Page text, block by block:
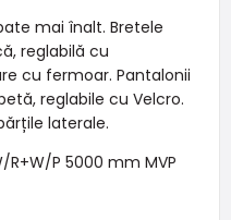
mai înalt. Bretele
reglabilă cu
cu fermoar. Pantalonii
reglabile cu Velcro.
laterale.
R+W/P 5000 mm MVP